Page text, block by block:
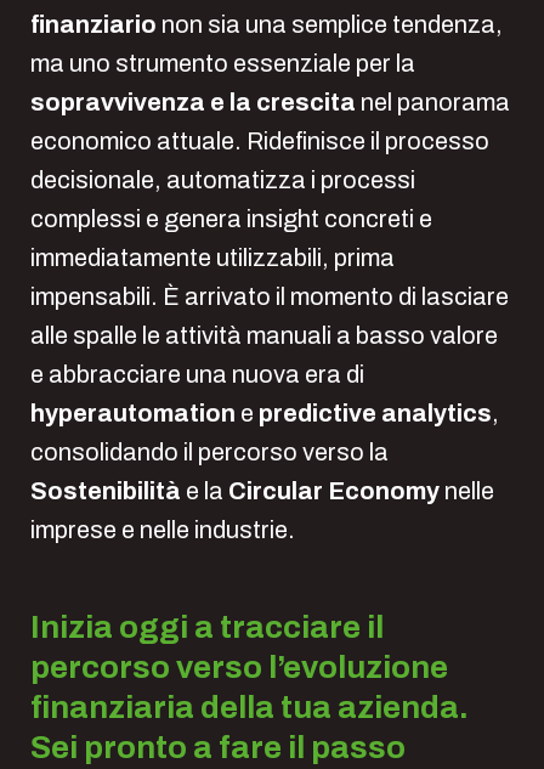
finanziario non sia una semplice tendenza,
ma uno strumento essenziale per la
sopravvivenza e la crescita nel panorama
economico attuale. Ridefinisce il processo
decisionale, automatizza i processi
complessi e genera insight concreti e
immediatamente utilizzabili, prima
impensabili. È arrivato il momento di lasciare
alle spalle le attività manuali a basso valore
e abbracciare una nuova era di
hyperautomation e predictive analytics,
consolidando il percorso verso la
Sostenibilità e la Circular Economy nelle
imprese e nelle industrie.
Inizia oggi a tracciare il
percorso verso l’evoluzione
finanziaria della tua azienda.
Sei pronto a fare il passo